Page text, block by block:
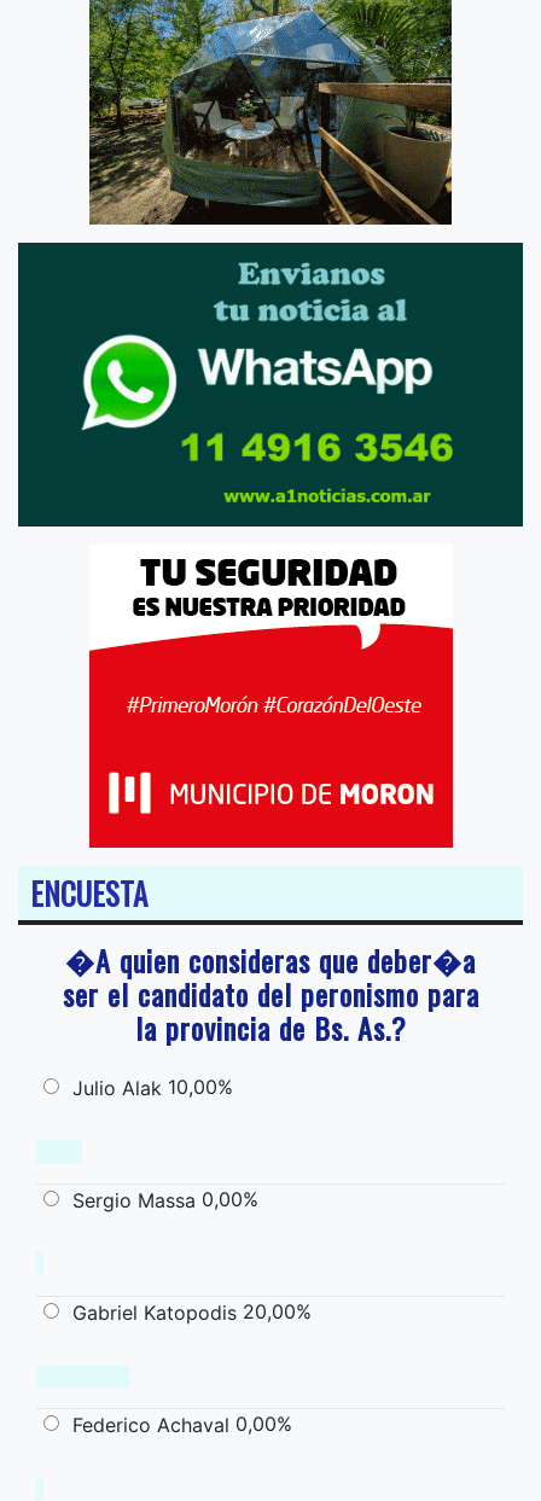
ENCUESTA
�A quien consideras que deber�a
ser el candidato del peronismo para
la provincia de Bs. As.?
Julio Alak 10,00%
Sergio Massa 0,00%
Gabriel Katopodis 20,00%
Federico Achaval 0,00%